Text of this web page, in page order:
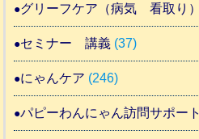
グリーフケア（病気 看取り）
セミナー 講義 (37)
にゃんケア (246)
パピーわんにゃん訪問サポート